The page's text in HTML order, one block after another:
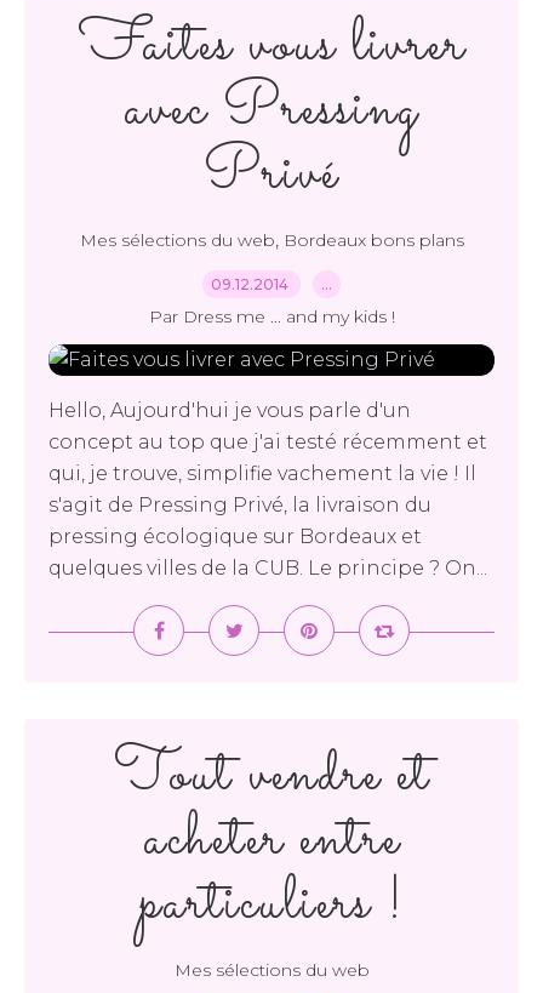
Faites vous livrer
avec Pressing
Privé
Mes sélections du web, Bordeaux bons plans
09.12.2014 …
Par Dress me ... and my kids !
Hello, Aujourd'hui je vous parle d'un
concept au top que j'ai testé récemment et
qui, je trouve, simplifie vachement la vie ! Il
s'agit de Pressing Privé, la livraison du
pressing écologique sur Bordeaux et
quelques villes de la CUB. Le principe ? On...
Tout vendre et
acheter entre
particuliers !
Mes sélections du web